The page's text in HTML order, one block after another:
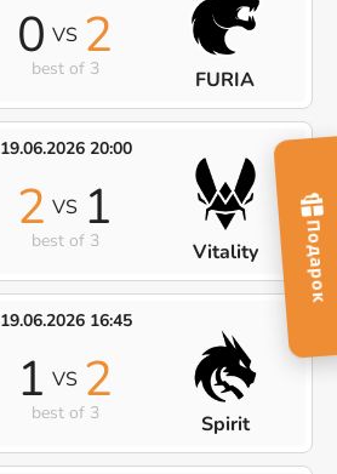
0 VS 2
best of 3 FURIA
19.06.2026 20:00
2 VS 1
best of 3 Vitality
19.06.2026 16:45
1 VS 2
best of 3 Spirit